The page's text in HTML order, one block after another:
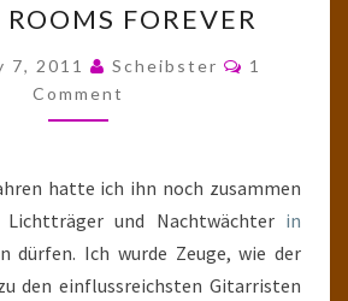
ROOMS
FOREVER
FOREVER
7, 2011 Scheibster Comments
1
Comment
hatte ich ihn noch zusammen
und Nachtwächter in
dürfen. Ich wurde Zeuge, wie der
den einflussreichsten Gitarristen